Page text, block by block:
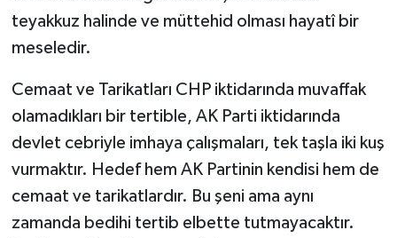
teyakkuz halinde ve müttehid olması hayatî bir
meseledir.
Cemaat ve Tarikatları CHP iktidarında muvaffak
olamadıkları bir tertible, AK Parti iktidarında
devlet cebriyle imhaya çalışmaları, tek taşla iki kuş
vurmaktır. Hedef hem AK Partinin kendisi hem de
cemaat ve tarikatlardır. Bu şeni ama aynı
zamanda bedihi tertib elbette tutmayacaktır.